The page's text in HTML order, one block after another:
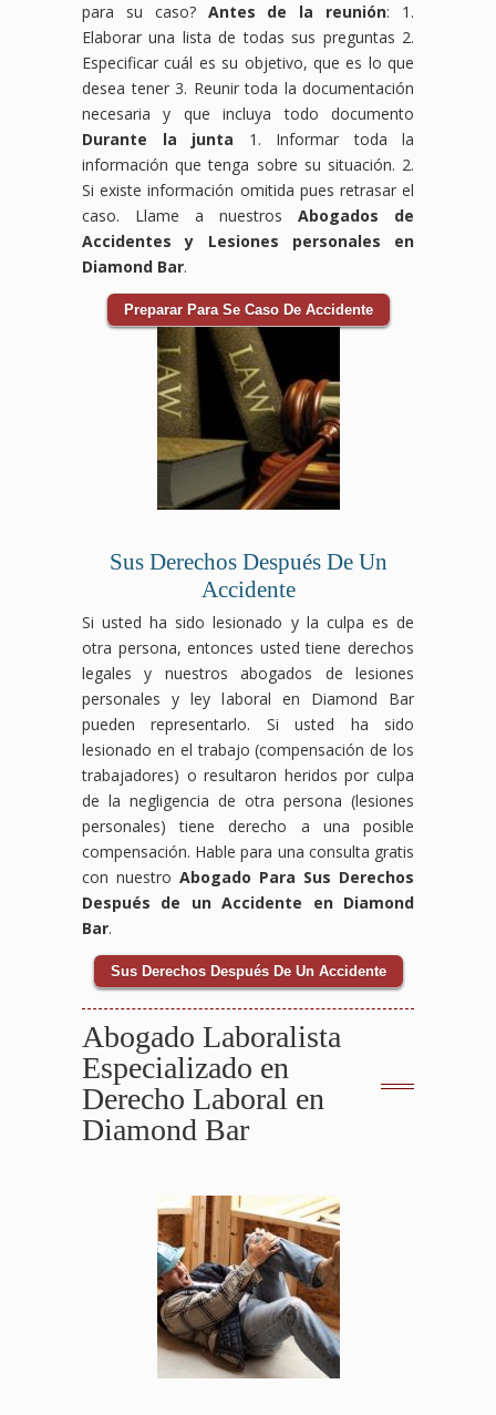
para su caso? Antes de la reunión: 1.
Elaborar una lista de todas sus preguntas 2.
Especificar cuál es su objetivo, que es lo que
desea tener 3. Reunir toda la documentación
necesaria y que incluya todo documento
Durante la junta 1. Informar toda la
información que tenga sobre su situación. 2.
Si existe información omitida pues retrasar el
caso. Llame a nuestros Abogados de
Accidentes y Lesiones personales en
Diamond Bar.
Preparar Para Se Caso De Accidente
Sus Derechos Después De Un
Accidente
Si usted ha sido lesionado y la culpa es de
otra persona, entonces usted tiene derechos
legales y nuestros abogados de lesiones
personales y ley laboral en Diamond Bar
pueden representarlo. Si usted ha sido
lesionado en el trabajo (compensación de los
trabajadores) o resultaron heridos por culpa
de la negligencia de otra persona (lesiones
personales) tiene derecho a una posible
compensación. Hable para una consulta gratis
con nuestro Abogado Para Sus Derechos
Después de un Accidente en Diamond
Bar.
Sus Derechos Después De Un Accidente
Abogado Laboralista
Especializado en
Derecho Laboral en
Diamond Bar